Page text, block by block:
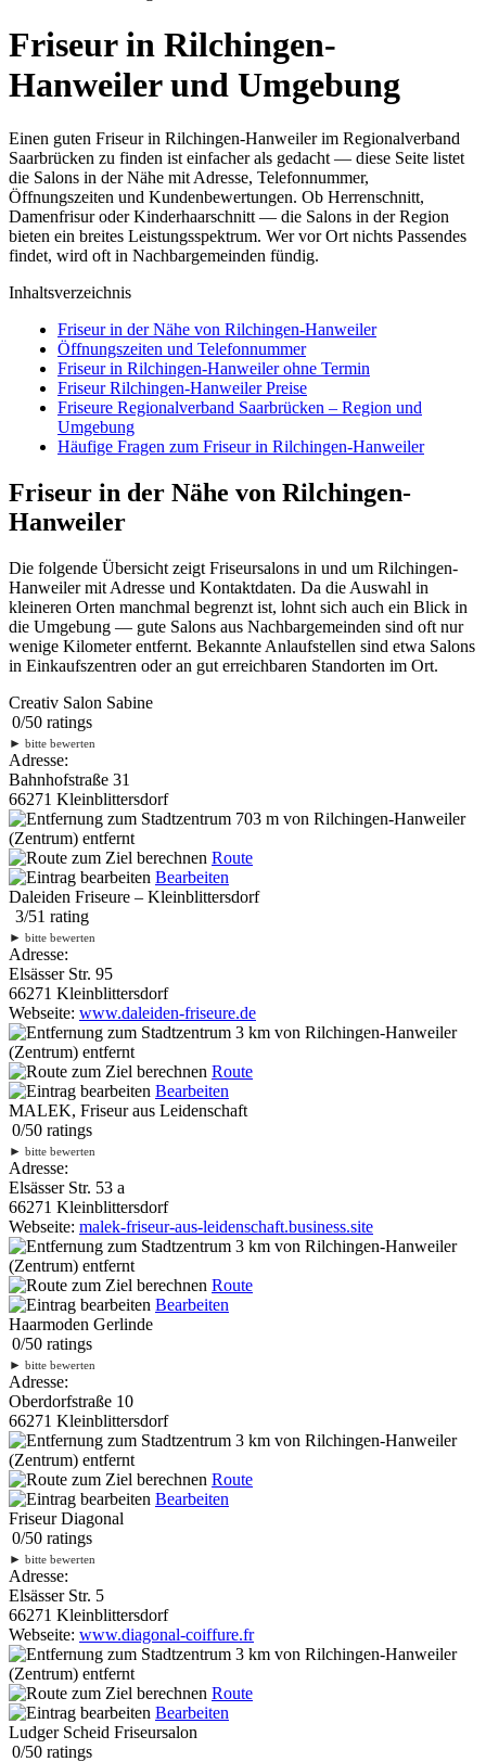
Friseur in Rilchingen-
Hanweiler und Umgebung
Einen guten Friseur in Rilchingen-Hanweiler im Regionalverband
Saarbrücken zu finden ist einfacher als gedacht — diese Seite listet
die Salons in der Nähe mit Adresse, Telefonnummer,
Öffnungszeiten und Kundenbewertungen. Ob Herrenschnitt,
Damenfrisur oder Kinderhaarschnitt — die Salons in der Region
bieten ein breites Leistungsspektrum. Wer vor Ort nichts Passendes
findet, wird oft in Nachbargemeinden fündig.
Inhaltsverzeichnis
Friseur in der Nähe von Rilchingen-Hanweiler
Öffnungszeiten und Telefonnummer
Friseur in Rilchingen-Hanweiler ohne Termin
Friseur Rilchingen-Hanweiler Preise
Friseure Regionalverband Saarbrücken – Region und
Umgebung
Häufige Fragen zum Friseur in Rilchingen-Hanweiler
Friseur in der Nähe von Rilchingen-
Hanweiler
Die folgende Übersicht zeigt Friseursalons in und um Rilchingen-
Hanweiler mit Adresse und Kontaktdaten. Da die Auswahl in
kleineren Orten manchmal begrenzt ist, lohnt sich auch ein Blick in
die Umgebung — gute Salons aus Nachbargemeinden sind oft nur
wenige Kilometer entfernt. Bekannte Anlaufstellen sind etwa Salons
in Einkaufszentren oder an gut erreichbaren Standorten im Ort.
Creativ Salon Sabine
0/50 ratings
► bitte bewerten
Adresse:
Bahnhofstraße 31
66271 Kleinblittersdorf
703 m von Rilchingen-Hanweiler
(Zentrum) entfernt
Route
Bearbeiten
Daleiden Friseure – Kleinblittersdorf
3/51 rating
► bitte bewerten
Adresse:
Elsässer Str. 95
66271 Kleinblittersdorf
Webseite: www.daleiden-friseure.de
3 km von Rilchingen-Hanweiler
(Zentrum) entfernt
Route
Bearbeiten
MALEK, Friseur aus Leidenschaft
0/50 ratings
► bitte bewerten
Adresse:
Elsässer Str. 53 a
66271 Kleinblittersdorf
Webseite: malek-friseur-aus-leidenschaft.business.site
3 km von Rilchingen-Hanweiler
(Zentrum) entfernt
Route
Bearbeiten
Haarmoden Gerlinde
0/50 ratings
► bitte bewerten
Adresse:
Oberdorfstraße 10
66271 Kleinblittersdorf
3 km von Rilchingen-Hanweiler
(Zentrum) entfernt
Route
Bearbeiten
Friseur Diagonal
0/50 ratings
► bitte bewerten
Adresse:
Elsässer Str. 5
66271 Kleinblittersdorf
Webseite: www.diagonal-coiffure.fr
3 km von Rilchingen-Hanweiler
(Zentrum) entfernt
Route
Bearbeiten
Ludger Scheid Friseursalon
0/50 ratings